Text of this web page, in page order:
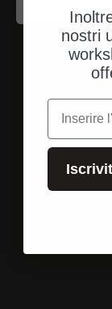
nostri
e-mail